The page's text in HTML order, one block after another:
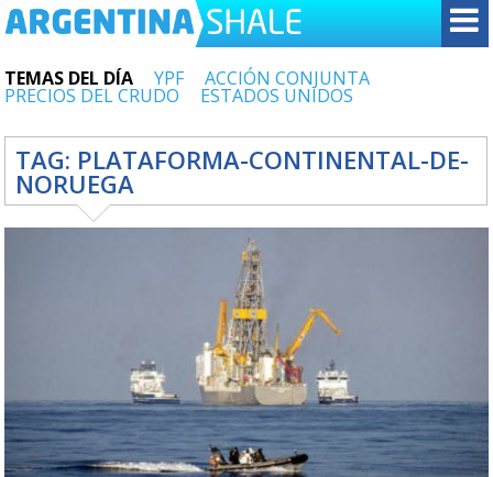
TEMAS DEL DÍA YPF ACCIÓN CONJUNTA
PRECIOS DEL CRUDO ESTADOS UNIDOS
TAG: PLATAFORMA-CONTINENTAL-DE-
NORUEGA